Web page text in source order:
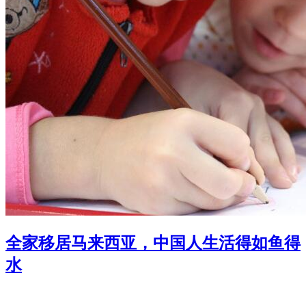
全家移居马来西亚，中国人生活得如鱼得
水